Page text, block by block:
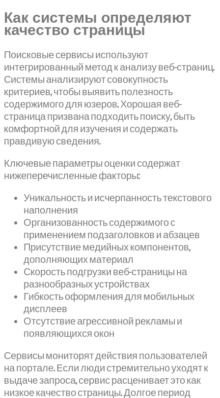
Как системы определяют
качество страницы
Поисковые сервисы используют
интегрированный метод к анализу веб-страниц.
Системы анализируют совокупность
критериев, чтобы выявить полезность
содержимого для юзеров. Хорошая веб-
страница призвана подходить поиску, быть
комфортной для изучения и содержать
правдивую сведения.
Ключевые параметры оценки содержат
нижеперечисленные факторы:
Уникальность и исчерпанность текстового
наполнения
Организованность содержимого с
применением подзаголовков и абзацев
Присутствие медийных компонентов,
дополняющих материал
Скорость подгрузки веб-страницы на
разнообразных устройствах
Гибкость оформления для мобильных
дисплеев
Отсутствие агрессивной рекламы и
появляющихся окон
Сервисы мониторят действия пользователей
на портале. Если люди стремительно уходят к
выдаче запроса, сервис расценивает это как
низкое качество страницы. Долгое период